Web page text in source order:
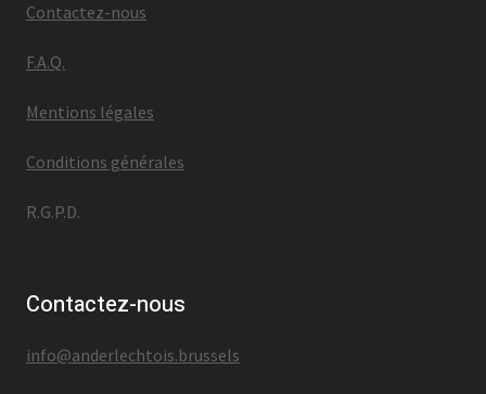
Contactez-nous
F.A.Q.
Mentions légales
Conditions générales
R.G.P.D.
Contactez-nous
info@anderlechtois.brussels